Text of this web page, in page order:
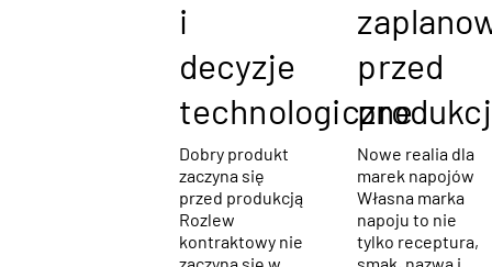
i
decyzje
technologiczne
Dobry produkt
zaczyna się
przed produkcją
Rozlew
kontraktowy nie
przed
Nowe realia dla
marek napojów
Własna marka
napoju to nie
tylko receptura,